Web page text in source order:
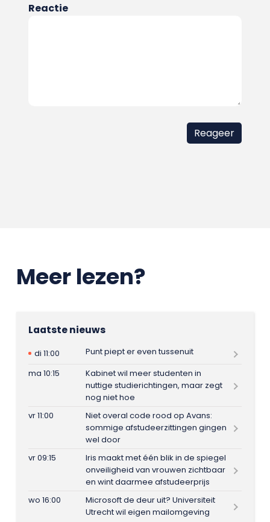
Reactie
Meer lezen?
Laatste nieuws
di 11:00
Punt piept er even tussenuit
ma 10:15
Kabinet wil meer studenten in
nuttige studierichtingen, maar zegt
nog niet hoe
vr 11:00
Niet overal code rood op Avans:
sommige afstudeerzittingen gingen
wel door
vr 09:15
Iris maakt met één blik in de spiegel
onveiligheid van vrouwen zichtbaar
en wint daarmee afstudeerprijs
wo 16:00
Microsoft de deur uit? Universiteit
Utrecht wil eigen mailomgeving